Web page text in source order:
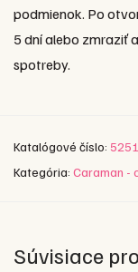
podmienok. Po
5 dní alebo zmraziť
spotreby.
Katalógové číslo:
Kategória: Caraman -
Súvisiace